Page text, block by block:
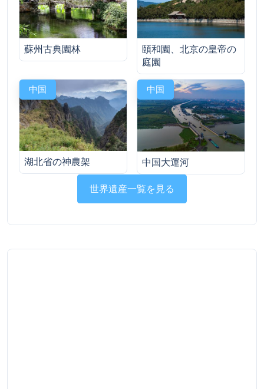
蘇州古典園林
頤和園、北京の皇帝の
庭園
中国
湖北省の神農架
中国
中国大運河
世界遺産一覧を見る